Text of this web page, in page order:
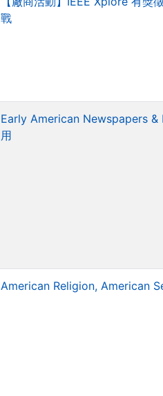
戰
Early American Newspapers &
用
American Religion, American